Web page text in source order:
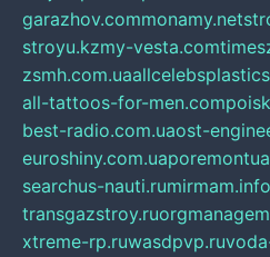
garazhov.commonamy.net
stroyu.kzmy-vesta.com
zsmh.com.ua
all-tattoos-for-men.com
best-radio.com.uaost-
euroshiny.com.ua
searchus-nauti.rumirmam.info
transgazstroy.ru
xtreme-rp.ruwasdpvp.ru